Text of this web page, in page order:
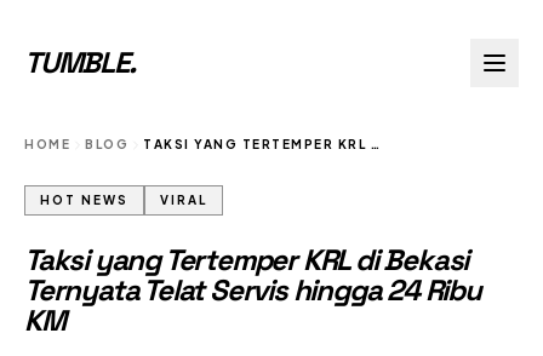
TUMBLE.
HOME BLOG TAKSI YANG TERTEMPER KRL DI BEKASI TERNYATA TELAT SERVIS HINGGA 24 RIBU KM
HOT NEWS VIRAL
Taksi yang Tertemper KRL di Bekasi
Ternyata Telat Servis hingga 24 Ribu
KM